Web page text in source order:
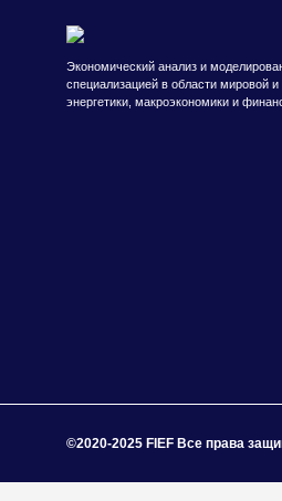
Экономический анализ и
специализацией в области мировой и
энергетики, макроэкономики и
©2020-2025 FIEF Все права